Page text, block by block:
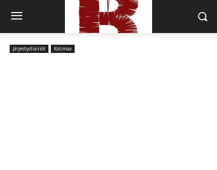
Järjestyshäiriöt Kotimaa